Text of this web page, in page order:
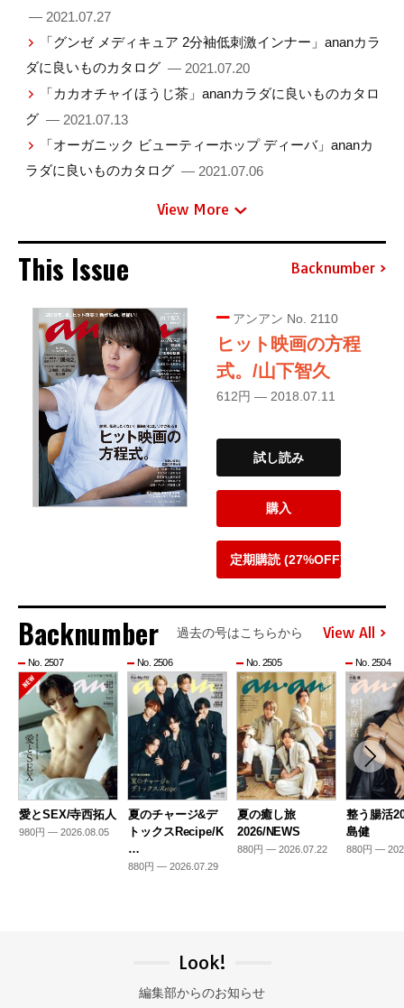
— 2021.07.27
「グンゼ メディキュア 2分袖低刺激インナー」ananカラ
ダに良いものカタログ — 2021.07.20
「カカオチャイほうじ茶」ananカラダに良いものカタロ
グ — 2021.07.13
「オーガニック ビューティーホップ ディーバ」ananカ
ラダに良いものカタログ — 2021.07.06
View More
This Issue Backnumber
アンアン No. 2110
ヒット映画の方程
式。/山下智久
612円 — 2018.07.11
試し読み
購入
定期購読 (27%OFF)
Backnumber 過去の号はこちらから View All
No. 2507
愛とSEX/寺西拓人
980円 — 2026.08.05
No. 2506
夏のチャージ&デ
トックスRecipe/K
…
880円 — 2026.07.29
No. 2505
夏の癒し旅
2026/NEWS
880円 — 2026.07.22
No. 2504
整う腸活
島健
880円 —
Look!
編集部からのお知らせ